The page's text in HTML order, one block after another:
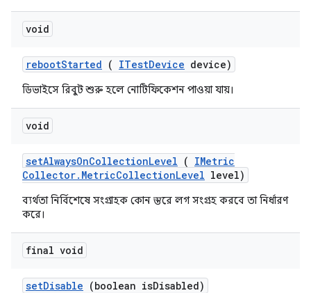
void
rebootStarted ( ITestDevice device)
ডিভাইসে রিবুট শুরু হলে নোটিফিকেশন পাওয়া যায়।
void
setAlwaysOnCollectionLevel ( IMetric
Collector. MetricCollectionLevel level)
ব্যর্থতা নির্বিশেষে সংগ্রাহক কোন স্তরে লগ সংগ্রহ করবে তা নির্ধারণ
করে।
final void
setDisable (boolean isDisabled)